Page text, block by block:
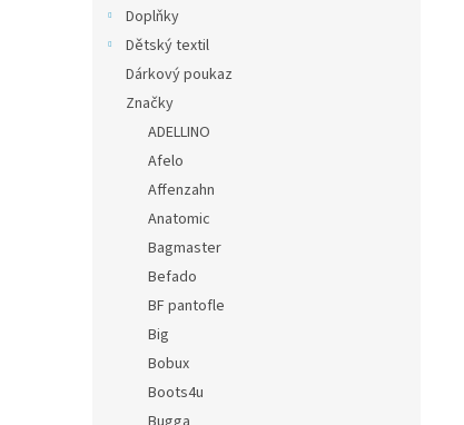
Doplňky
Dětský textil
Dárkový poukaz
Značky
ADELLINO
Afelo
Affenzahn
Anatomic
Bagmaster
Befado
BF pantofle
Big
Bobux
Boots4u